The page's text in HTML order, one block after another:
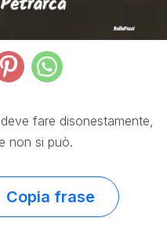
fare disonestamente,
non si può.
Copia frase